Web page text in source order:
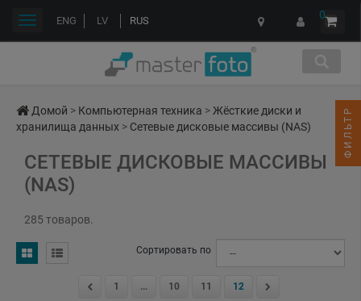
ENG LV RUS 0
Переключить
Домой > Компьютерная техника >Жёсткие диски и
хранилища данных > Сетевые дисковые массивы (NAS)
СЕТЕВЫЕ ДИСКОВЫЕ МАССИВЫ
(NAS)
285 товаров.
Сортировать по
1 ... 10 11 12
ФИЛЬТР